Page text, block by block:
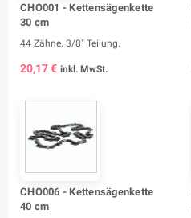
CHO001 - Kettensägenkette
30 cm
44 Zähne. 3/8" Teilung.
20,17 € inkl. MwSt.
CHO006 - Kettensägenkette
40 cm